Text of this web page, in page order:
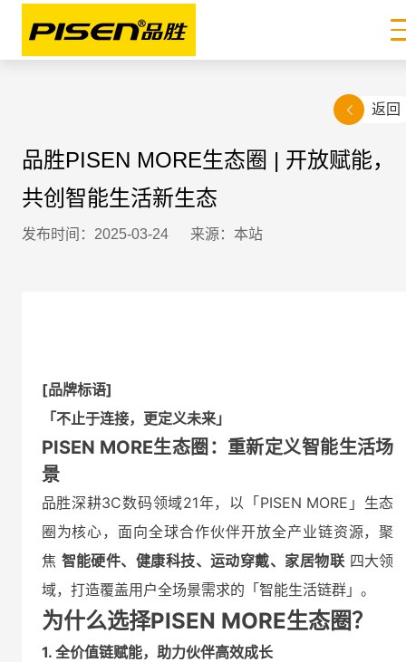
品胜PISEN MORE生态圈 | 开放赋能，
共创智能生活新生态
发布时间：2025-03-24 来源：本站
返回
[品牌标语]
「不止于连接，更定义未来」
PISEN MORE生态圈：重新定义智能生活场
景
品胜深耕3C数码领域21年，以「PISEN MORE」生态
圈为核心，面向全球合作伙伴开放全产业链资源，聚
焦 智能硬件、健康科技、运动穿戴、家居物联 四大领
域，打造覆盖用户全场景需求的「智能生活链群」。
为什么选择PISEN MORE生态圈？
1. 全价值链赋能，助力伙伴高效成长